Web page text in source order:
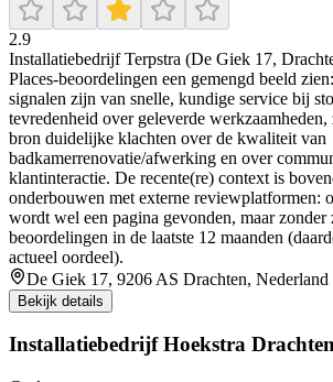
2.9
Installatiebedrijf Terpstra (De Giek 17,
Places-beoordelingen een gemengd beeld
signalen zijn van snelle, kundige service bij
tevredenheid over geleverde
bron duidelijke klachten over de kwaliteit van
badkamerrenovatie/afwerking en over
klantinteractie. De recente(re) context is
onderbouwen met externe reviewplatformen:
wordt wel een pagina gevonden, maar zonder
beoordelingen in de laatste 12 maanden
actueel oordeel).
De Giek 17, 9206 AS Drachten, Nederland
Bekijk details
Installatiebedrijf Hoekstra